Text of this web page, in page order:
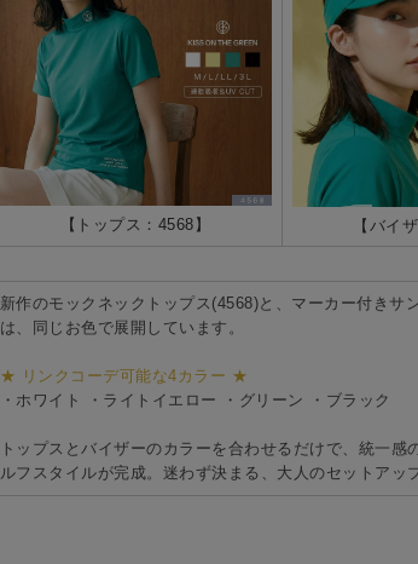
【トップス：4568】 【バイ
新作のモックネックトップス(4568)と、 マーカー付きサ
は、同じお色で展開しています。
★ リンクコーデ可能な4カラー ★
・ホワイト ・ライトイエロー ・グリーン ・ブラック
トップスとバイザーのカラーを合わせるだけで、統一感
ルフスタイルが完成。迷わず決まる、大人のセットアッ